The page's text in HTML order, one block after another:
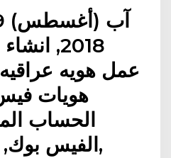
2018,
عمل هويه
هويات
الحساب
الفيس بوك, تاكيد الحسابات,